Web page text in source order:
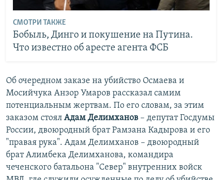
СМОТРИ ТАКЖЕ
Бобыль, Динго и покушение на Путина.
Что известно об аресте агента ФСБ
Об очередном заказе на убийство Осмаева и
Мосийчука Анзор Умаров рассказал самим
потенциальным жертвам. По его словам, за этим
заказом стоял Адам Делимханов – депутат Госдумы
России, двоюродный брат Рамзана Кадырова и его
"правая рука". Адам Делимханов – двоюродный
брат Алимбека Делимханова, командира
чеченского батальона "Север" внутренних войск